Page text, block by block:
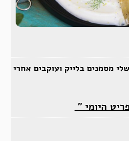
מסמנים בלייק ועוקבים אחרי
היומי ”